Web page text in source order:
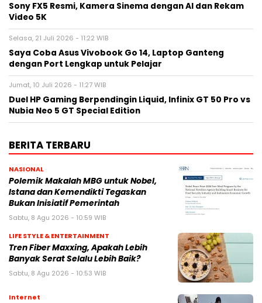
Sony FX5 Resmi, Kamera Sinema dengan AI dan Rekam
Video 5K
Selasa, 21 Juli 2026 - 11:22 WIB
Saya Coba Asus Vivobook Go 14, Laptop Ganteng
dengan Port Lengkap untuk Pelajar
Jumat, 10 Juli 2026 - 11:27 WIB
Duel HP Gaming Berpendingin Liquid, Infinix GT 50 Pro vs
Nubia Neo 5 GT Special Edition
BERITA TERBARU
NASIONAL
Polemik Makalah MBG untuk Nobel,
Istana dan Kemendikti Tegaskan
Bukan Inisiatif Pemerintah
Sabtu, 8 Agu 2026 - 10:59 WIB
LIFE STYLE & ENTERTAINMENT
Tren Fiber Maxxing, Apakah Lebih
Banyak Serat Selalu Lebih Baik?
Sabtu, 8 Agu 2026 - 10:53 WIB
Internet